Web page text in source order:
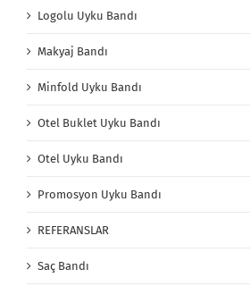
Logolu Uyku Bandı
Makyaj Bandı
Minfold Uyku Bandı
Otel Buklet Uyku Bandı
Otel Uyku Bandı
Promosyon Uyku Bandı
REFERANSLAR
Saç Bandı